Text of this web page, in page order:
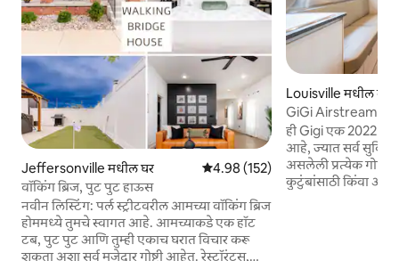
Jeffersonville मधील घर 5 पैकी 4.98 सरासरी रेटिंग, 152 रिव्ह्यूज
4.98 (152)
वॉकिंग ब्रिज, पुट पुट हाऊस
नवीन लिस्टिंग: पर्ल स्ट्रीटवरील आमच्या वॉकिंग ब्रिज
होममध्ये तुमचे स्वागत आहे. आमच्याकडे एक हॉट
टब, पुट पुट आणि तुम्ही एकाच घरात विचार करू
शकता अशा सर्व मजेदार गोष्टी आहेत. रेस्टॉरंट्स,
Louisville मधील
GiGi Airstream,
ही Gigi एक 2022
आहे, ज्यात सर्व
असलेली प्रत्येक गोष्ट
कुटुंबांसाठी किंवा